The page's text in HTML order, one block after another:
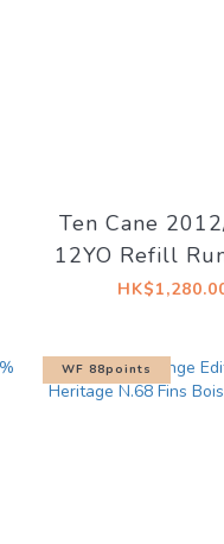
Ten Cane
12YO Refill
58.5%
WF 88points